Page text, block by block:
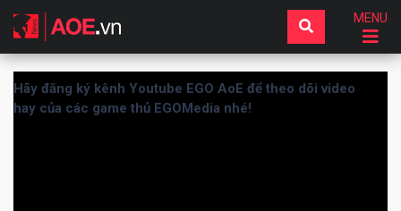
MENU
Hãy đăng ký kênh Youtube EGO AoE để theo dõi video
hay của các game thủ EGOMedia nhé!